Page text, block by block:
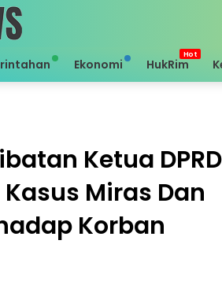
Ekonomi HukRim
Ketua
Miras Dan
Korban